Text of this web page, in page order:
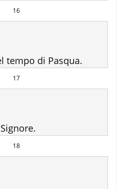
16
tempo di Pasqua.
17
18